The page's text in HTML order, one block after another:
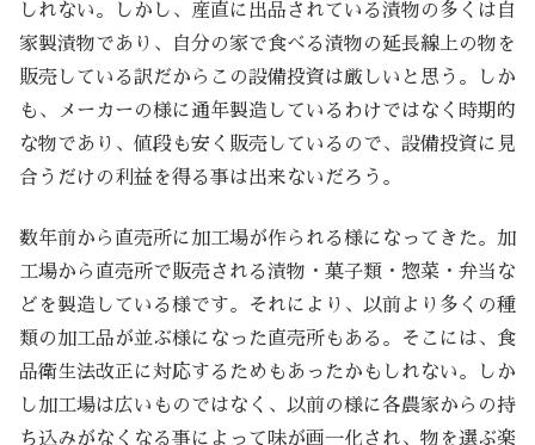
しれない。しかし、産直に出品されている漬物の多くは自
家製漬物であり、自分の家で食べる漬物の延長線上の物を
販売している訳だからこの設備投資は厳しいと思う。しか
も、メーカーの様に通年製造しているわけではなく時期的
な物であり、値段も安く販売しているので、設備投資に見
合うだけの利益を得る事は出来ないだろう。
数年前から直売所に加工場が作られる様になってきた。加
工場から直売所で販売される漬物・菓子類・惣菜・弁当な
どを製造している様です。それにより、以前より多くの種
類の加工品が並ぶ様になった直売所もある。そこには、食
品衛生法改正に対応するためもあったかもしれない。しか
し加工場は広いものではなく、以前の様に各農家からの持
ち込みがなくなる事によって味が画一化され、物を選ぶ楽